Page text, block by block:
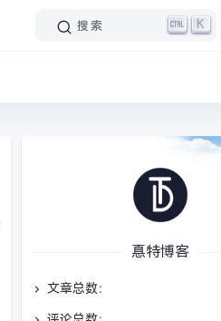
搜索 K
惪特博客
文章总数：